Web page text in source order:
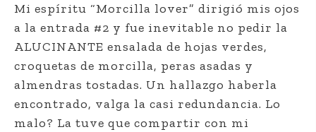
Mi espíritu “Morcilla lover” dirigió mis ojos
a la entrada #2 y fue inevitable no pedir la
ALUCINANTE ensalada de hojas verdes,
croquetas de morcilla, peras asadas y
almendras tostadas. Un hallazgo haberla
encontrado, valga la casi redundancia. Lo
malo? La tuve que compartir con mi